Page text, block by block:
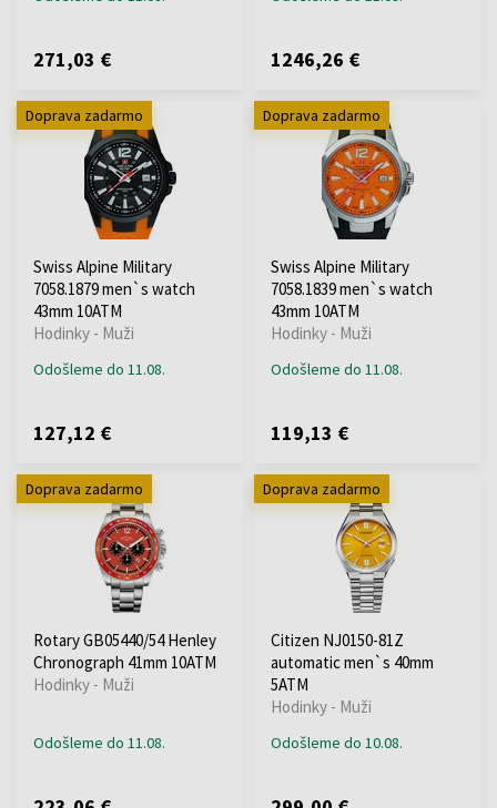
271,03 € 1246,26 €
Doprava zadarmo
Swiss Alpine Military
7058.1879 men`s watch
43mm 10ATM
Hodinky - Muži
Odošleme do 11.08.
127,12 €
Doprava zadarmo
Swiss Alpine Military
7058.1839 men`s watch
43mm 10ATM
Hodinky - Muži
Odošleme do 11.08.
119,13 €
Doprava zadarmo
Rotary GB05440/54 Henley
Chronograph 41mm 10ATM
Hodinky - Muži
Odošleme do 11.08.
Doprava zadarmo
Citizen NJ0150-81Z
automatic men`s 40mm
5ATM
Hodinky - Muži
Odošleme do 10.08.